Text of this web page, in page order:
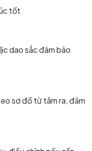
tốt
dao sắc đảm bảo
sơ đồ từ tâm ra, đảm